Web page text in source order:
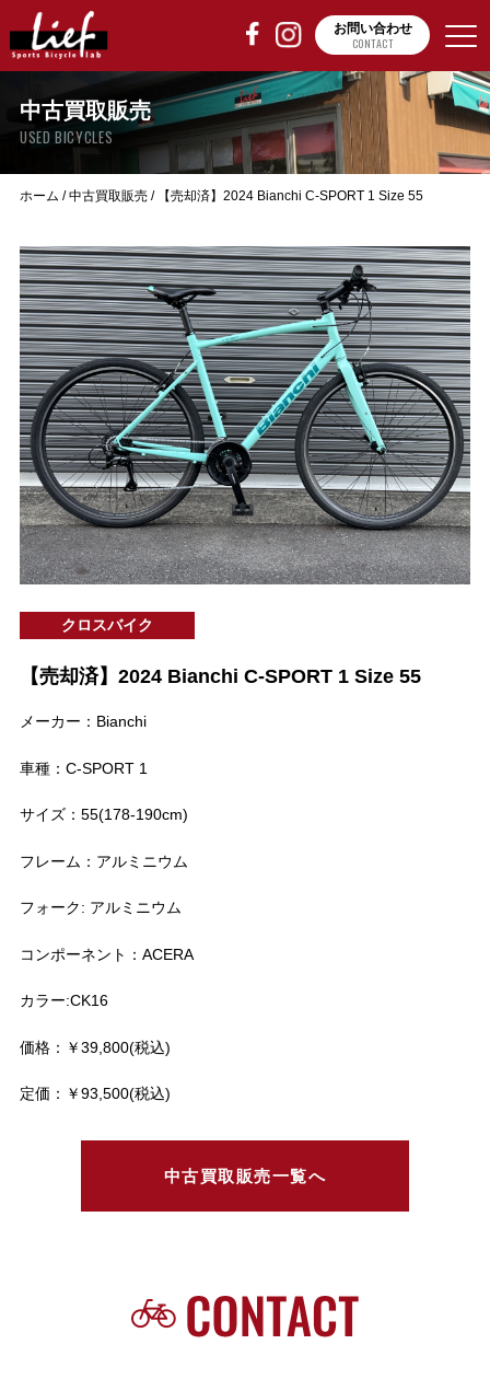
お問い合わせ
CONTACT
中古買取販売
USED BICYCLES
ホーム /中古買取販売/ 【売却済】2024 Bianchi C-SPORT 1 Size 55
クロスバイク
【売却済】2024 Bianchi C-SPORT 1 Size 55
メーカー：Bianchi
車種：C-SPORT 1
サイズ：55(178-190cm)
フレーム：アルミニウム
フォーク: アルミニウム
コンポーネント：ACERA
カラー:CK16
価格：￥39,800(税込)
定価：￥93,500(税込)
中古買取販売一覧へ